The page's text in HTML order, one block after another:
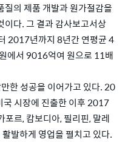
의 제품 개발과 원가절감을
이다. 그 결과 감사보고서상
2017년까지 8년간 연평균 4
에서 9016억여 원으로 11배
한 성공을 이어가고 있다. 20
시장에 진출한 이후 2017
포르, 캄보디아, 필리핀, 말레
발하게 영업을 펼치고 있다.